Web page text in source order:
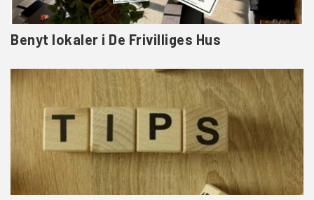
Benyt lokaler i De Frivilliges Hus